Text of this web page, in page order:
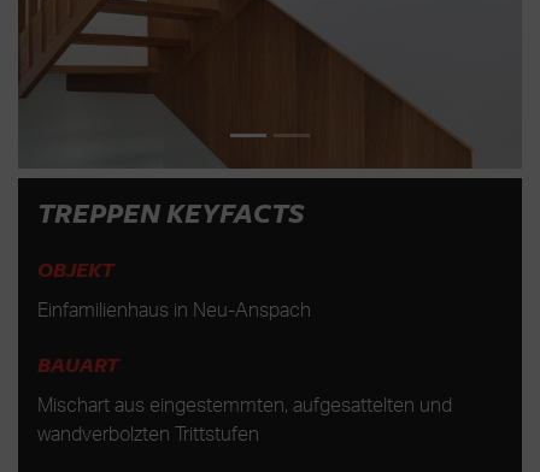
TREPPEN KEYFACTS
OBJEKT
Einfamilienhaus in Neu-Anspach
BAUART
Mischart aus eingestemmten, aufgesattelten und
wandverbolzten Trittstufen